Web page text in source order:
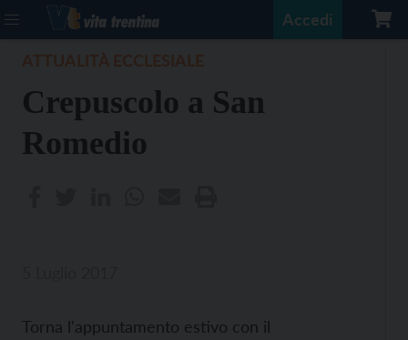
Accedi
Crepuscolo a San
Romedio
Torna l'appuntamento estivo con il